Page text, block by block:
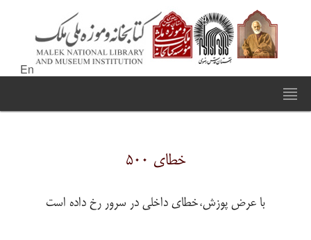
En
خطای ۵۰۰
با عرض پوزش،خطای داخلی در سرور رخ داده است